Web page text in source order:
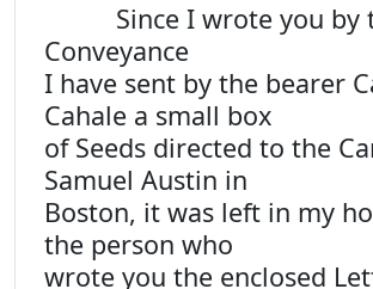
Since I wrote you by
Conveyance
I have sent by the bearer
Cahale a small box
of Seeds directed to the
Samuel Austin in
Boston, it was left in my
the person who
wrote you the enclosed